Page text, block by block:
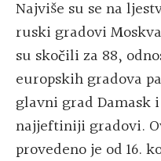
Najviše su se na
ruski gradovi
su skočili za 88,
europskih gradova
glavni grad
najjeftiniji gradovi.
provedeno je od 16.